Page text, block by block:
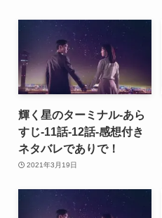
輝く星のターミナル-あら
すじ-11話-12話-感想付き
ネタバレでありで！
2021年3月19日